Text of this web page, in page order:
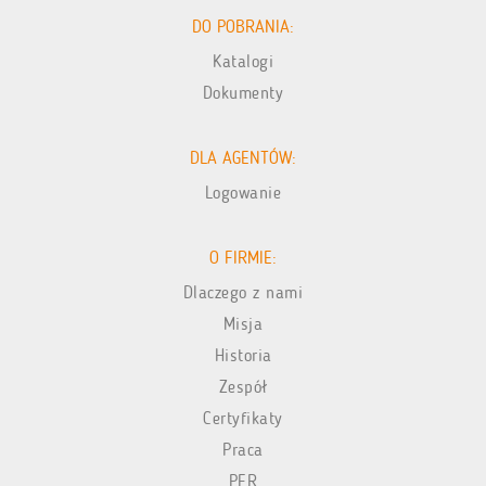
DO POBRANIA:
Katalogi
Dokumenty
DLA AGENTÓW:
Logowanie
O FIRMIE:
Dlaczego z nami
Misja
Historia
Zespół
Certyfikaty
Praca
PFR